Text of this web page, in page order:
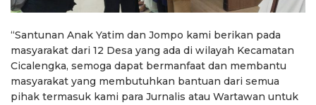
“Santunan Anak Yatim dan Jompo kami berikan pada
masyarakat dari 12 Desa yang ada di wilayah Kecamatan
Cicalengka, semoga dapat bermanfaat dan membantu
masyarakat yang membutuhkan bantuan dari semua
pihak termasuk kami para Jurnalis atau Wartawan untuk